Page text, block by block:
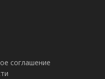
соглашение